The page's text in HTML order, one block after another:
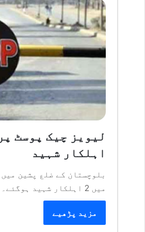
اہلکار شہید
بلوچستان کے ضلع پشین
میں 2 اہلکار شہید ہوگئے۔ پشین کے علاقے ملیزئی میں…
مزید پڑھیے